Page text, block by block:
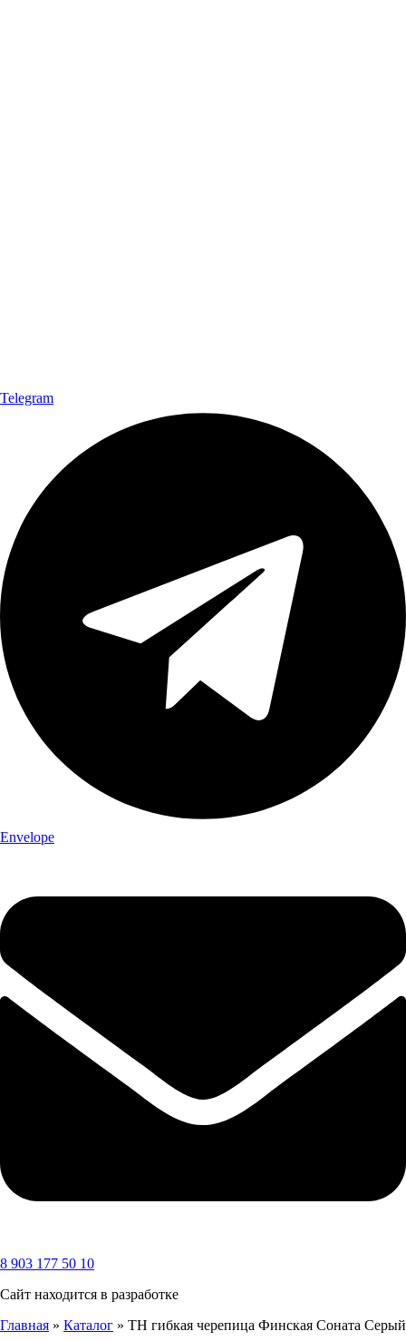
Telegram
Envelope
8 903 177 50 10
Сайт находится в разработке
Главная » Каталог » ТН гибкая черепица Финская Соната Серый